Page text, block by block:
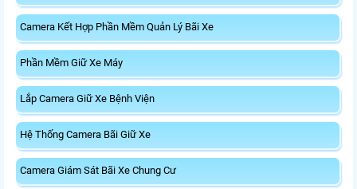
Camera Kết Hợp Phần Mềm Quản Lý Bãi Xe
Phần Mềm Giữ Xe Máy
Lắp Camera Giữ Xe Bệnh Viện
Hệ Thống Camera Bãi Giữ Xe
Camera Giám Sát Bãi Xe Chung Cư